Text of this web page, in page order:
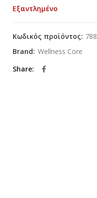
Εξαντλημένο
Κωδικός προϊόντος:
Brand: Wellness Core
Share